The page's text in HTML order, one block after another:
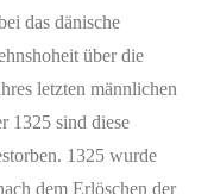
das dänische
über die
letzten männlichen
1325 sind diese
1325 wurde
dem Erlöschen der